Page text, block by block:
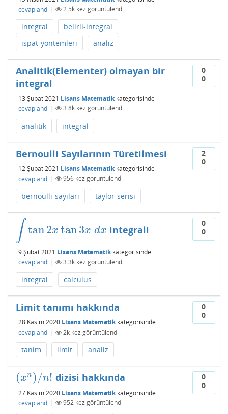
cevaplandı | 2.5k kez görüntülendi
integral
belirli-integral
ispat-yöntemleri
analiz
0
0
Analitik(Elementer) olmayan bir
integral
13 Şubat 2021 Lisans Matematik kategorisinde
cevaplandı | 3.8k kez görüntülendi
analitik integral
2
0
Bernoulli Sayılarının Türetilmesi
12 Şubat 2021 Lisans Matematik kategorisinde
cevaplandı | 956 kez görüntülendi
bernoulli-sayıları taylor-serisi
0
0
∫ tan2x tan3x dx
tan2xtan3x dx integrali
9 Şubat 2021 Lisans Matematikkategorisinde
cevaplandı | 3.3k kez görüntülendi
integral calculus
0
0
Limit tanımı hakkında
28 Kasım 2020 Lisans Matematikkategorisinde
cevaplandı | 2k kez görüntülendi
tanim limit analiz
0
0
(xn )/n!
(xn)/n! dizisi hakkında
27 Kasım 2020 Lisans Matematikkategorisinde
cevaplandı | 952 kez görüntülendi